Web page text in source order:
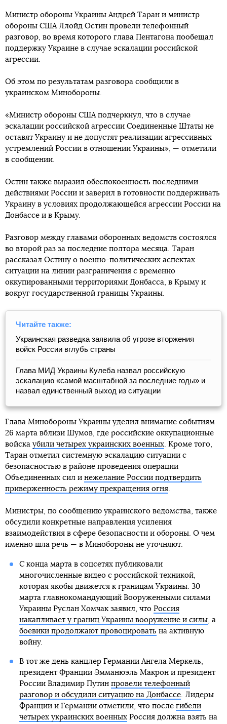
Министр обороны Украины Андрей Таран и министр
обороны США Ллойд Остин провели телефонный
разговор, во время которого глава Пентагона пообещал
поддержку Украине в случае эскалации российской
агрессии.
Об этом по результатам разговора сообщили в
украинском Минобороны.
«Министр обороны США подчеркнул, что в случае
эскалации российской агрессии Соединенные Штаты не
оставят Украину и не допустят реализации агрессивных
устремлений России в отношении Украины», — отметили
в сообщении.
Остин также выразил обеспокоенность последними
действиями России и заверил в готовности поддерживать
Украину в условиях продолжающейся агрессии России на
Донбассе и в Крыму.
Разговор между главами оборонных ведомств состоялся
во второй раз за последние полтора месяца. Таран
рассказал Остину о военно-политических аспектах
ситуации на линии разграничения с временно
оккупированными территориями Донбасса, в Крыму и
вокруг государственной границы Украины.
Читайте также:
Украинская разведка заявила об угрозе вторжения
войск России вглубь страны
Глава МИД Украины Кулеба назвал российскую
эскалацию «самой масштабной за последние годы» и
назвал единственный выход из ситуации
Глава Минобороны Украины уделил внимание событиям
26 марта вблизи Шумов, где российские оккупационные
войска убили четырех украинских военных. Кроме того,
Таран отметил системную эскалацию ситуации с
безопасностью в районе проведения операции
Объединенных сил и нежелание России подтвердить
приверженность режиму прекращения огня.
Министры, по сообщению украинского ведомства, также
обсудили конкретные направления усиления
взаимодействия в сфере безопасности и обороны. О чем
именно шла речь — в Минобороны не уточняют.
С конца марта в соцсетях публиковали
многочисленные видео с российской техникой,
которая якобы движется к границам Украины. 30
марта главнокомандующий Вооруженными силами
Украины Руслан Хомчак заявил, что Россия
накапливает у границ Украины вооружение и силы, а
боевики продолжают провоцировать на активную
войну.
В тот же день канцлер Германии Ангела Меркель,
президент Франции Эмманюэль Макрон и президент
России Владимир Путин провели телефонный
разговор и обсудили ситуацию на Донбассе. Лидеры
Франции и Германии отметили, что после гибели
четырех украинских военныхРоссия должна взять на